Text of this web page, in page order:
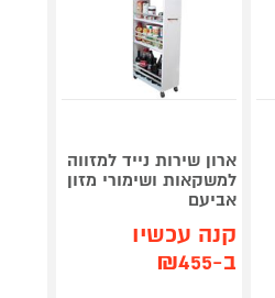
ארון שירות נייד למזווה
למשקאות ושימורי מזון
אביעם
קנה עכשיו
ב-₪455